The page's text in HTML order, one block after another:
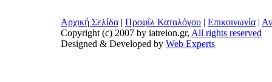
Αρχική Σελίδα | Προφίλ Καταλόγου | Επικοινωνία |
Copyright (c) 2007 by iatreion.gr, All rights reserved
Designed & Developed by Web Experts